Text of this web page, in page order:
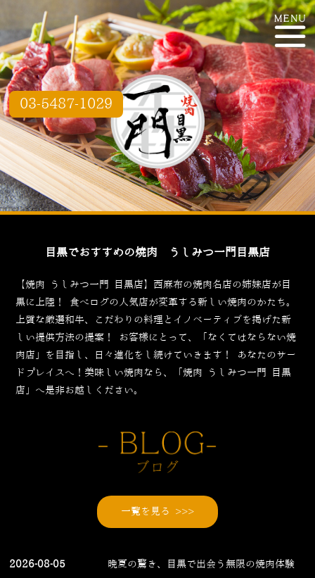
03-5487-1029
目黒でおすすめの焼肉 うしみつ一門目黒店
【焼肉 うしみつ一門 目黒店】西麻布の焼肉名店の姉妹店が目
黒に上陸！
食べログの人気店が変革する新しい焼肉のかたち。
上質な厳選和牛、こだわりの料理とイノベーティブを掲げた新
しい提供方法の提案！
お客様にとって、「なくてはならない焼
肉店」を目指し、日々進化をし続けていきます！
あなたのサー
ドプレイスへ！美味しい焼肉なら、「焼肉 うしみつ一門 目黒
店」へ是非お越しください。
一覧を見る >>>
2026-08-05 晩夏の驚き、目黒で出会う無限の焼肉体験